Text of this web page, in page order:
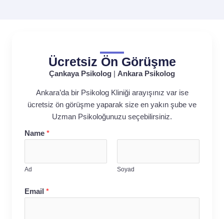
Ücretsiz Ön Görüşme
Çankaya Psikolog Ankara Psikolog
Ankara’da bir Psikolog Kliniği arayışınız var ise
ücretsiz ön görüşme yaparak size en yakın şube ve
Uzman Psikoloğunuzu seçebilirsiniz.
Name *
Ad Soyad
Email *